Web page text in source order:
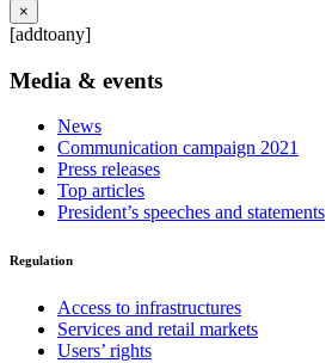
×
[addtoany]
Media & events
News
Communication campaign 2021
Press releases
Top articles
President’s speeches and statements
Regulation
Access to infrastructures
Services and retail markets
Users’ rights